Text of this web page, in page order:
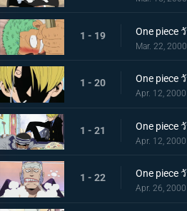
1 - 19
Mar. 22, 2000
1 - 20
Apr. 12, 2000
1 - 21
Apr. 12, 2000
1 - 22
Apr. 26, 2000